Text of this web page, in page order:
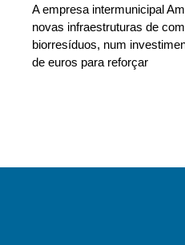
A empresa intermunicipal
novas infraestruturas de
biorresíduos, num
de euros para reforçar